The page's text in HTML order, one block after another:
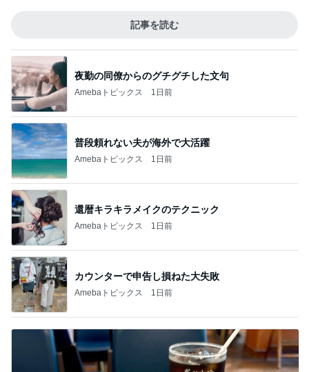
記事を読む
夜勤の同僚からのグチグチした文句
Amebaトピックス 1日前
普段頼れない夫が海外で大活躍
Amebaトピックス 1日前
還暦キラキラメイクのテクニック
Amebaトピックス 1日前
カウンターで申告し損ねた大失敗
Amebaトピックス 1日前